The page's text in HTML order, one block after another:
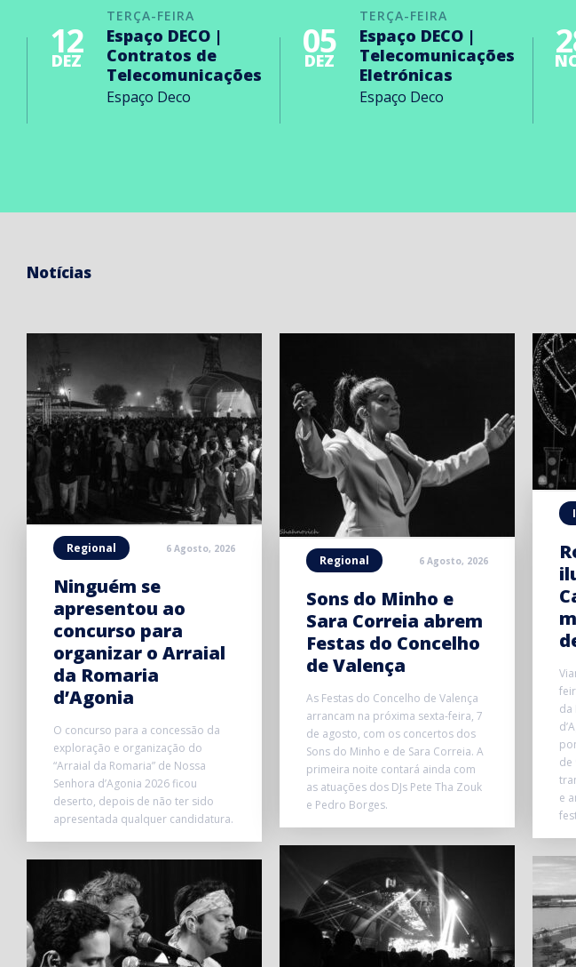
TERÇA-FEIRA
12
DEZ
Espaço DECO |
Contratos de
Telecomunicações
Espaço Deco
TERÇA-FEIRA
05
DEZ
Espaço DECO |
Telecomunicações
Eletrónicas
Espaço Deco
Notícias
Regional 6 Agosto, 2026
Ninguém se
apresentou ao
concurso para
organizar o Arraial
da Romaria
d’Agonia
O concurso para a concessão da
exploração e organização do
“Arraial da Romaria” de Nossa
Senhora d’Agonia 2026 ficou
deserto, depois de não ter sido
apresentada qualquer candidatura.
Regional 6 Agosto, 2026
Sons do Minho e
Sara Correia abrem
Festas do Concelho
de Valença
As Festas do Concelho de Valença
arrancam na próxima sexta-feira, 7
de agosto, com os concertos dos
Sons do Minho e de Sara Correia. A
primeira noite contará ainda com
as atuações dos DJs Pete Tha Zouk
e Pedro Borges.
da
de
e